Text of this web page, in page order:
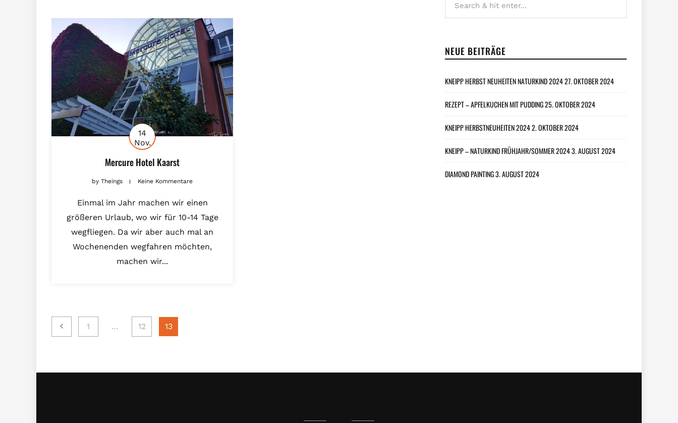
14
Nov.
Mercure Hotel Kaarst
by Theings Keine Kommentare
Einmal im Jahr machen wir einen
größeren Urlaub, wo wir für 10-14 Tage
wegfliegen. Da wir aber auch mal an
Wochenenden wegfahren möchten,
machen wir...
Seitennummerierung
1 … 12 13
NEUE BEITRÄGE
KNEIPP HERBST NEUHEITEN NATURKIND 202427. OKTOBER 2024
REZEPT – APFELKUCHEN MIT PUDDING25. OKTOBER 2024
KNEIPP HERBSTNEUHEITEN 20242. OKTOBER 2024
KNEIPP – NATURKIND FRÜHJAHR/SOMMER 20243. AUGUST 2024
DIAMOND PAINTING3. AUGUST 2024